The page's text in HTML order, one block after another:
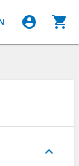
account_circle shopping_cart
keyboard_arrow_up